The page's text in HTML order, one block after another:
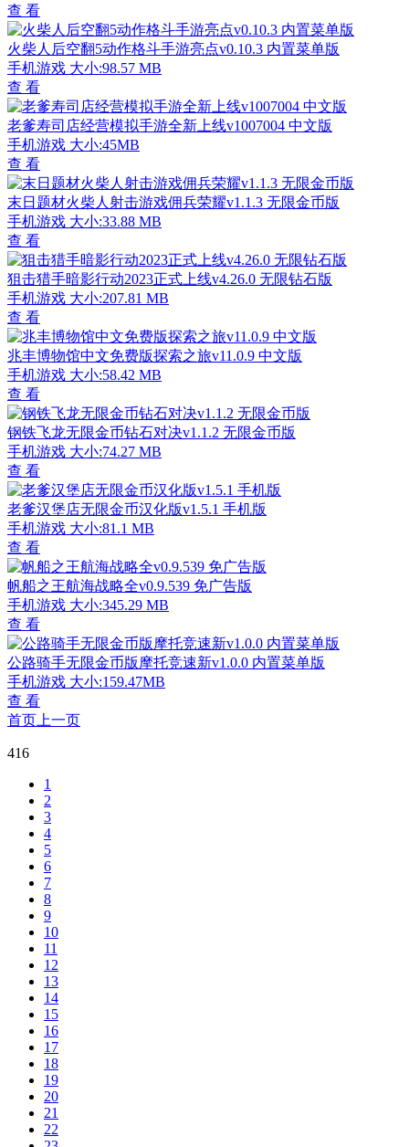
查 看
火柴人后空翻5动作格斗手游亮点v0.10.3 内置菜单版
手机游戏 大小:98.57 MB
查 看
老爹寿司店经营模拟手游全新上线v1007004 中文版
手机游戏 大小:45MB
查 看
末日题材火柴人射击游戏佣兵荣耀v1.1.3 无限金币版
手机游戏 大小:33.88 MB
查 看
狙击猎手暗影行动2023正式上线v4.26.0 无限钻石版
手机游戏 大小:207.81 MB
查 看
兆丰博物馆中文免费版探索之旅v11.0.9 中文版
手机游戏 大小:58.42 MB
查 看
钢铁飞龙无限金币钻石对决v1.1.2 无限金币版
手机游戏 大小:74.27 MB
查 看
老爹汉堡店无限金币汉化版v1.5.1 手机版
手机游戏 大小:81.1 MB
查 看
帆船之王航海战略全v0.9.539 免广告版
手机游戏 大小:345.29 MB
查 看
公路骑手无限金币版摩托竞速新v1.0.0 内置菜单版
手机游戏 大小:159.47MB
查 看
首页 上一页
416
1
2
3
4
5
6
7
8
9
10
11
12
13
14
15
16
17
18
19
20
21
22